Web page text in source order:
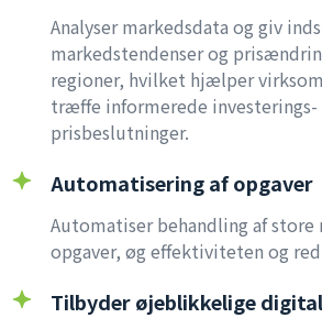
Analyser markedsdata og giv
markedstendenser og
regioner, hvilket hjælper
træffe informerede investerings-
prisbeslutninger.
Automatisering af opgaver
Automatiser behandling af
opgaver, øg effektiviteten og
Tilbyder øjeblikkelige